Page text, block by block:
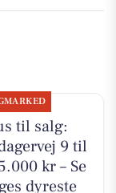
til salg:
9 til
kr – Se
dyreste